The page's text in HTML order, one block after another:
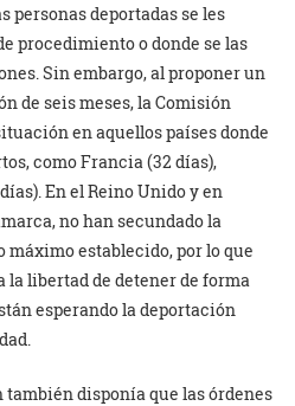
personas deportadas se les
procedimiento o donde se las
Sin embargo, al proponer un
de seis meses, la Comisión
en aquellos países donde
como Francia (32 días),
En el Reino Unido y en
no han secundado la
establecido, por lo que
la libertad de detener de forma
esperando la deportación
también disponía que las órdenes